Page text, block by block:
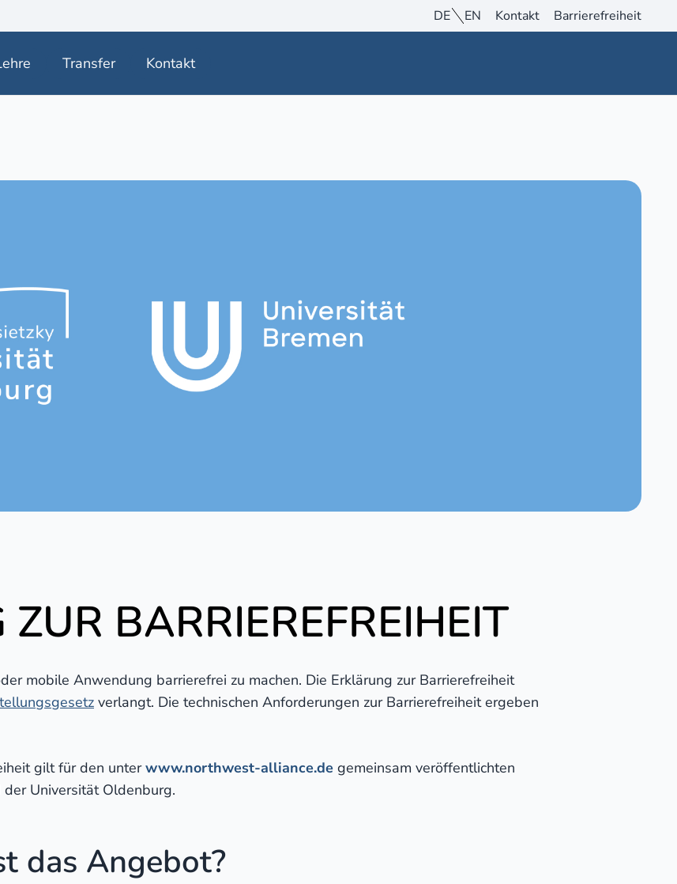
DE EN Kontakt Barrierefreiheit
Transfer Kontakt
BARRIEREFREIHEIT
mobile Anwendung barrierefrei zu machen. Die Erklärung zur Barrierefreiheit
verlangt. Die technischen Anforderungen zur Barrierefreiheit ergeben
gilt für den unterwww.northwest-alliance.de gemeinsam veröffentlichten
Universität Oldenburg.
das Angebot?